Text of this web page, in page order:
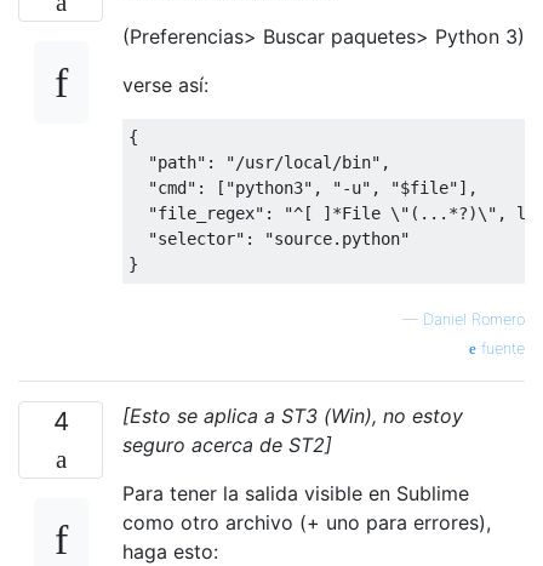
(Preferencias> Buscar paquetes> Python 3)
verse así:
{
"path" : "/usr/local/bin" ,
"cmd" : [ "python3" , "-u" , "$file"],
"file_regex" :
"^[ ]*File \"(...*?)\",
"selector" :
"source.python"
}
— Daniel Romero
fuente
4
[Esto se aplica a ST3 (Win), no estoy
seguro acerca de ST2]
Para tener la salida visible en Sublime
como otro archivo (+ uno para errores),
haga esto: